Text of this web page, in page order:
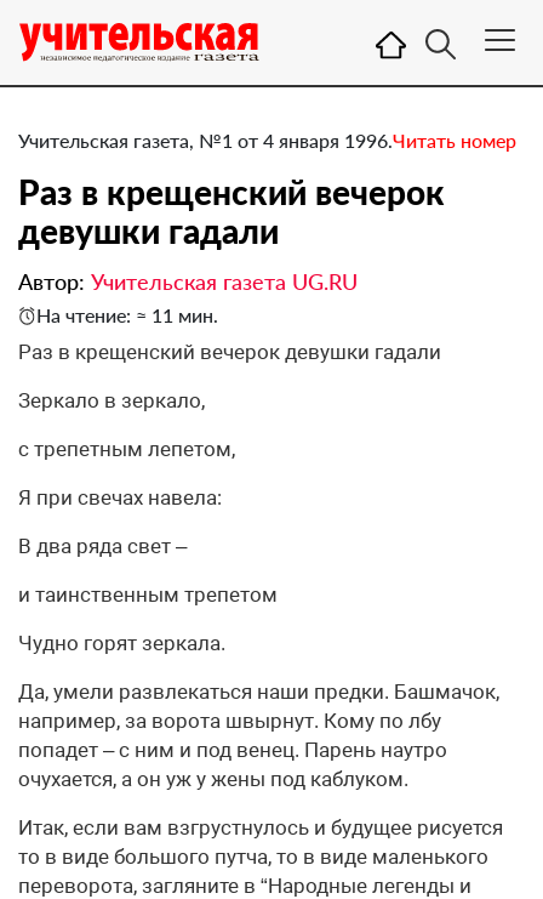
Учительская газета, №1 от 4 января 1996.Читать номер
Раз в крещенский вечерок
девушки гадали
Автор: Учительская газета UG.RU
На чтение: ≈ 11 мин.
Раз в крещенский вечерок девушки гадали
Зеркало в зеркало,
с трепетным лепетом,
Я при свечах навела:
В два ряда свет –
и таинственным трепетом
Чудно горят зеркала.
Да, умели развлекаться наши предки. Башмачок,
например, за ворота швырнут. Кому по лбу
попадет – с ним и под венец. Парень наутро
очухается, а он уж у жены под каблуком.
Итак, если вам взгрустнулось и будущее рисуется
то в виде большого путча, то в виде маленького
переворота, загляните в “Народные легенды и